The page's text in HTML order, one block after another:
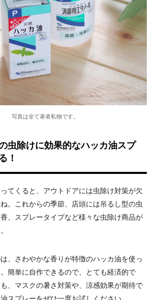
写真は全て著者私物です。
虫除けに効果的なハッカ油スプ
！
てくると、アウトドアには虫除け対策が欠
。これからの季節、店頭には吊るし型の虫
、スプレータイプなど様々な虫除け商品が
、さわやかな香りが特徴のハッカ油を使っ
簡単に自作できるので、とても経済的で
、マスクの暑さ対策や、涼感効果が期待で